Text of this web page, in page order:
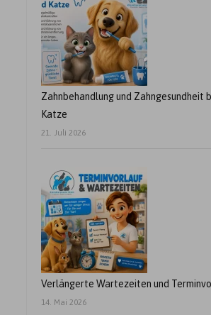
Zahnbehandlung und Zahngesundheit
Katze
21. Juli 2026
Verlängerte Wartezeiten und
14. Mai 2026